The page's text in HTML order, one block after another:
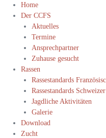
Home
Der CCFS
Aktuelles
Termine
Ansprechpartner
Zuhause gesucht
Rassen
Rassestandards
Rassestandards
Jagdliche Aktivitäten
Galerie
Download
Zucht